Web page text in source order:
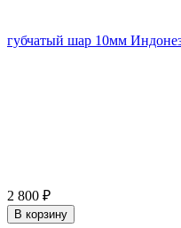
губчатый шар 10мм
2 800 ₽
В корзину